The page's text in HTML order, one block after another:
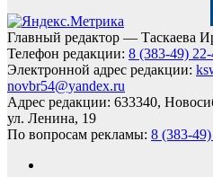
Главный редактор — Таскаева
Телефон редакции: 8 (383-49)
Электронной адрес редакции:
novbr54@yandex.ru
Адрес редакции: 633340,
ул. Ленина, 19
По вопросам рекламы: 8 (383-